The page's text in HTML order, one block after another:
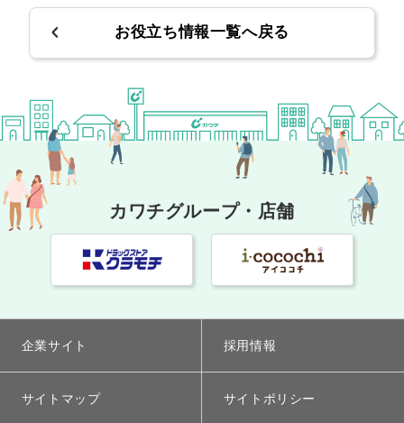
お役立ち情報一覧へ戻る
カワチグループ・店舗
企業サイト 採用情報
サイトマップ サイトポリシー